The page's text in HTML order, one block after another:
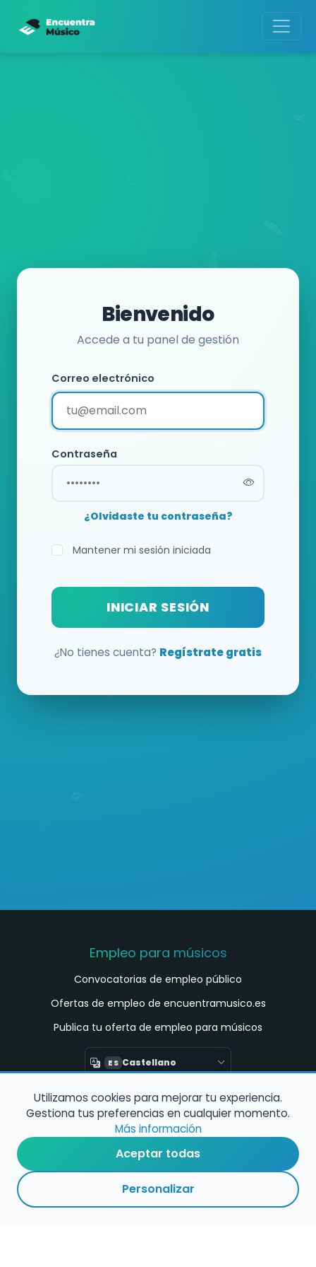
Bienvenido
Accede a tu panel de gestión
Correo electrónico
Contraseña
¿Olvidaste tu contraseña?
Mantener mi sesión iniciada
INICIAR SESIÓN
¿No tienes cuenta? Regístrate gratis
Empleo para músicos
Convocatorias de empleo público
Ofertas de empleo de encuentramusico.es
Publica tu oferta de empleo para músicos
ES Castellano
Encuentra Músico
Buscador de Músicos
Encuentra Pianista Acompañante
Asesoría para músicos y docentes
Utilizamos cookies para mejorar tu experiencia.
Gestiona tus preferencias en cualquier momento.
Más información
Aceptar todas
Personalizar